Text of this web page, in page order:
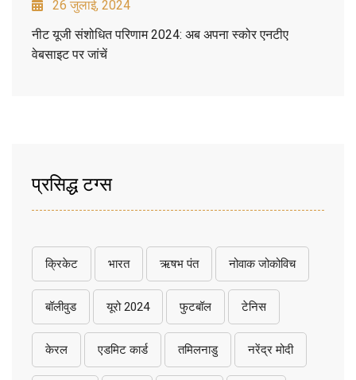
26 जुलाई, 2024
नीट यूजी संशोधित परिणाम 2024: अब अपना स्कोर एनटीए
वेबसाइट पर जांचें
प्रसिद्ध टग्स
क्रिकेट भारत ऋषभ पंत नोवाक जोकोविच
बॉलीवुड यूरो 2024 फुटबॉल टेनिस
केरल एडमिट कार्ड तमिलनाडु नरेंद्र मोदी